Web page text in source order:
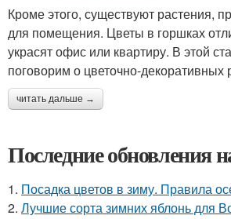
Кроме этого, существуют растения,
для помещения. Цветы в горшках
украсят офис или квартиру. В этой
поговорим о цветочно-декоративных
читать дальше →
Последние обновления
1. Посадка цветов в зиму. Правила
2. Лучшие сорта зимних яблонь для